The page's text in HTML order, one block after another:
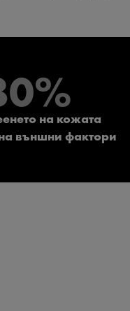
на кожата
външни фактори